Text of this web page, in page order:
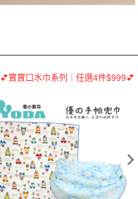
💕寶寶口水巾系列｜任選4件$999💕